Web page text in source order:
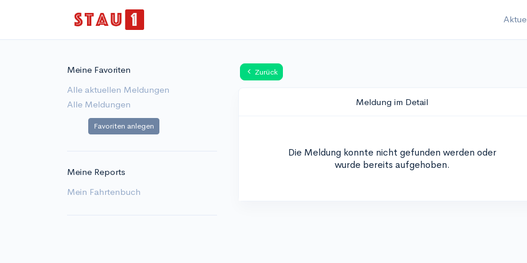
Meine Favoriten
Alle aktuellen Meldungen
Alle Meldungen
Favoriten anlegen
Meine Reports
Mein Fahrtenbuch
Zurück
Meldung im Detail
Die Meldung konnte nicht gefunden werden oder
wurde bereits aufgehoben.